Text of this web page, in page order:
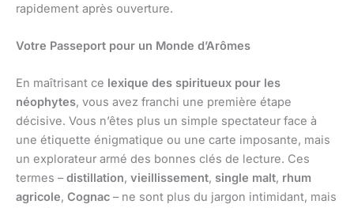
rapidement après ouverture.
Votre Passeport pour un Monde d’Arômes
En maîtrisant ce lexique des spiritueux pour les
néophytes, vous avez franchi une première étape
décisive. Vous n’êtes plus un simple spectateur face à
une étiquette énigmatique ou une carte imposante, mais
un explorateur armé des bonnes clés de lecture. Ces
termes –distillation, vieillissement, single malt, rhum
agricole, Cognac – ne sont plus du jargon intimidant, mais